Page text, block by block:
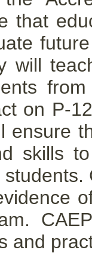
that
will
on P-
ensure
skills
and